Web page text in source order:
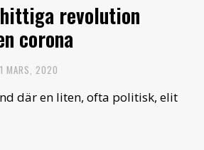
revolution
corona
MARS, 2020
där en liten, ofta politisk, elit